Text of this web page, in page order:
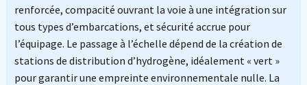
renforcée, compacité ouvrant la voie à une intégration sur
tous types d’embarcations, et sécurité accrue pour
l’équipage. Le passage à l’échelle dépend de la création de
stations de distribution d’hydrogène, idéalement « vert »
pour garantir une empreinte environnementale nulle. La